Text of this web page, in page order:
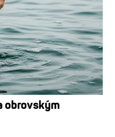
obrovským